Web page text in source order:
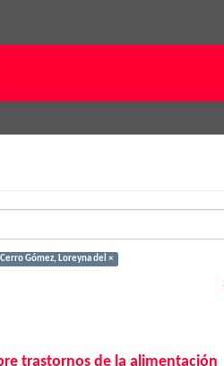
Gómez, Loreyna del ×
trastornos de la alimentación